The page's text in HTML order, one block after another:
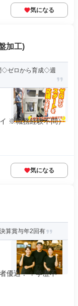
気になる
加工)
◇ゼロから育成◇週
※職務経験不問）
気になる
算賞与年2回有
優遇！ ✨学歴不